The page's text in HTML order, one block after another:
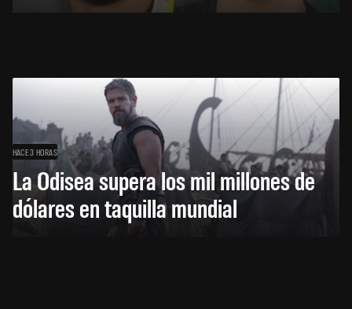
HACE 3 HORAS
La Odisea supera los mil millones de
dólares en taquilla mundial